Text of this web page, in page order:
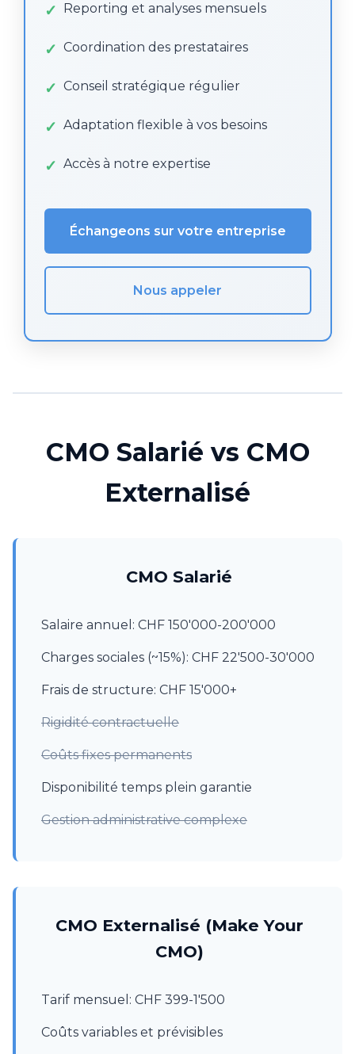
Reporting et analyses mensuels
Coordination des prestataires
Conseil stratégique régulier
Adaptation flexible à vos besoins
Accès à notre expertise
Échangeons sur votre entreprise
Nous appeler
CMO Salarié vs CMO
Externalisé
CMO Salarié
Salaire annuel: CHF 150'000-200'000
Charges sociales (~15%): CHF 22'500-30'000
Frais de structure: CHF 15'000+
Rigidité contractuelle
Coûts fixes permanents
Disponibilité temps plein garantie
Gestion administrative complexe
CMO Externalisé (Make Your
CMO)
Tarif mensuel: CHF 399-1'500
Coûts variables et prévisibles